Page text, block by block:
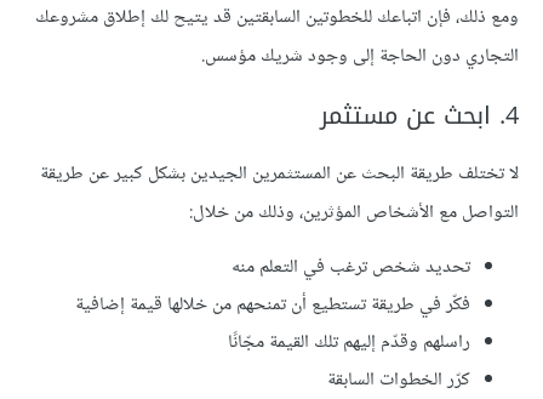
ومع ذلك، فإن اتباعك للخطوتين السابقتين قد يتيح لك إطلاق مشروعك
التجاري دون الحاجة إلى وجود شريك مؤسس.
4. ابحث عن مستثمر
لا تختلف طريقة البحث عن المستثمرين الجيدين بشكل كبير عن طريقة
التواصل مع الأشخاص المؤثرين، وذلك من خلال:
تحديد شخص ترغب في التعلم منه
فكّر في طريقة تستطيع أن تمنحهم من خلالها قيمة إضافية
راسلهم وقدّم إليهم تلك القيمة مجّانًا
كرّر الخطوات السابقة